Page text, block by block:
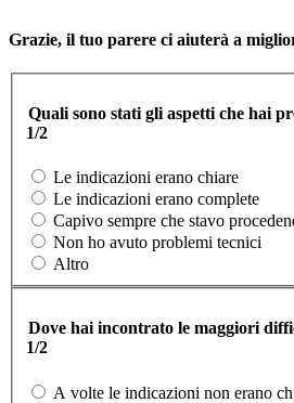
Grazie, il tuo parere ci aiuterà a
Quali sono stati gli aspetti che hai
1/2
Le indicazioni erano chiare
Le indicazioni erano complete
Capivo sempre che stavo
Non ho avuto problemi tecnici
Altro
Dove hai incontrato le maggiori
1/2
A volte le indicazioni non erano